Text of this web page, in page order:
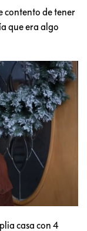
contento de tener
que era algo
casa con 4